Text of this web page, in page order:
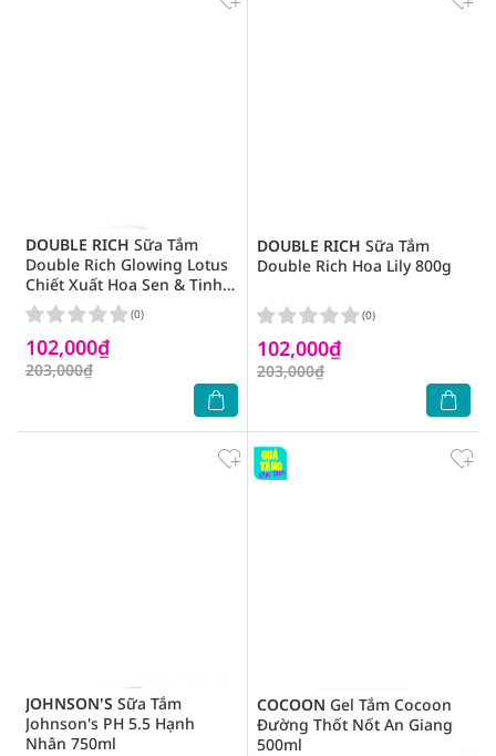
DOUBLE RICH Sữa Tắm
Double Rich Glowing Lotus
Chiết Xuất Hoa Sen & Tinh
Chất Gạo 800g
102,000₫
203,000₫
(0)
DOUBLE RICH Sữa Tắm
Double Rich Hoa Lily 800g
102,000₫
203,000₫
(0)
JOHNSON'S Sữa Tắm
Johnson's PH 5.5 Hạnh
Nhân 750ml
COCOON Gel Tắm Cocoon
Đường Thốt Nốt An Giang
500ml